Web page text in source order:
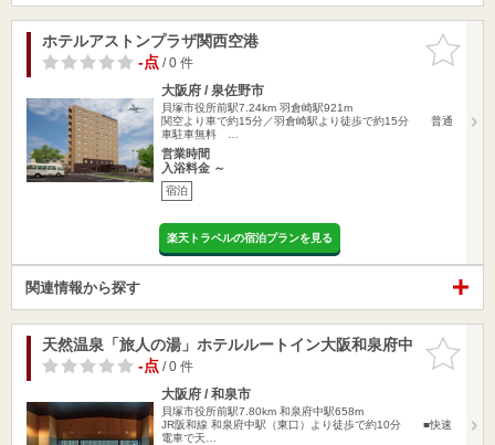
お気に入
りに追加
ホテルアストンプラザ関西空港
-点/ 0 件
大阪府 / 泉佐野市
貝塚市役所前駅7.24km 羽倉崎駅921m
関空より車で約15分／羽倉崎駅より徒歩で約15分 普通
車駐車無料 …
営業時間
入浴料金 ～
宿泊
楽天トラベルの宿泊プランを見る
関連情報から探す
お気に入
りに追加
天然温泉「旅人の湯」ホテルルートイン大阪和泉府中
-点/ 0 件
大阪府 / 和泉市
貝塚市役所前駅7.80km 和泉府中駅658m
JR阪和線 和泉府中駅（東口）より徒歩で約10分 ■快速
電車で天…